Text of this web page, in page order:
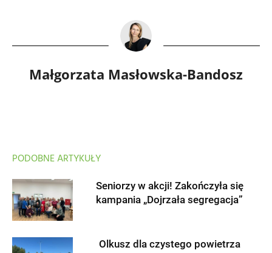
Małgorzata Masłowska-Bandosz
PODOBNE ARTYKUŁY
Seniorzy w akcji! Zakończyła się
kampania „Dojrzała segregacja”
Olkusz dla czystego powietrza